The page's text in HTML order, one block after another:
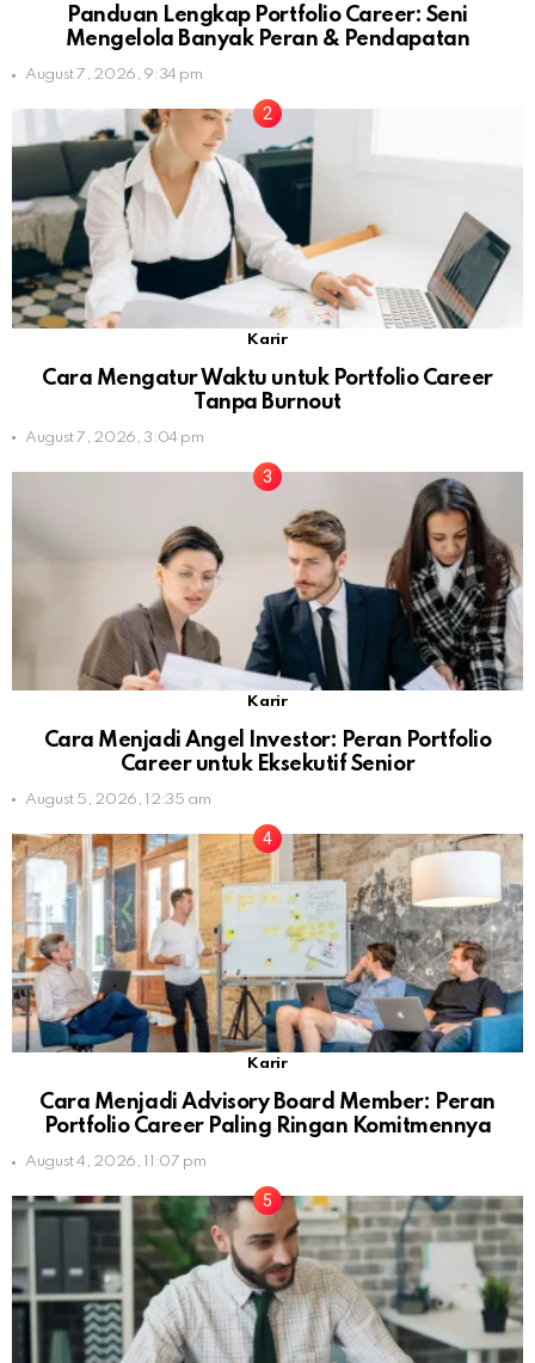
Panduan Lengkap Portfolio Career: Seni
Mengelola Banyak Peran & Pendapatan
August 7, 2026, 9:34 pm
Karir
Cara Mengatur Waktu untuk Portfolio Career
Tanpa Burnout
August 7, 2026, 3:04 pm
Karir
Cara Menjadi Angel Investor: Peran Portfolio
Career untuk Eksekutif Senior
August 5, 2026, 12:35 am
Karir
Cara Menjadi Advisory Board Member: Peran
Portfolio Career Paling Ringan Komitmennya
August 4, 2026, 11:07 pm